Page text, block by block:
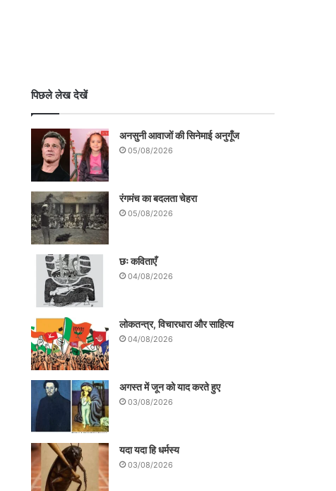
पिछले लेख देखें
अनसुनी आवाजों की सिनेमाई अनुगूँज
05/08/2026
रंगमंच का बदलता चेहरा
05/08/2026
छः कविताएँ
04/08/2026
लोकतन्त्र, विचारधारा और साहित्य
04/08/2026
अगस्त में जून को याद करते हुए
03/08/2026
यदा यदा हि धर्मस्य
03/08/2026